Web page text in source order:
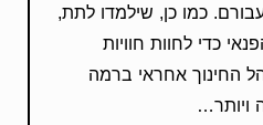
כמו כן, שילמדו לתת,
כדי לחוות חוויות
החינוך אחראי ברמה
ויותר…